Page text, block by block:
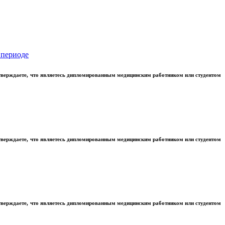
что являетесь дипломированным медицинским работником или студентом
что являетесь дипломированным медицинским работником или студентом
что являетесь дипломированным медицинским работником или студентом